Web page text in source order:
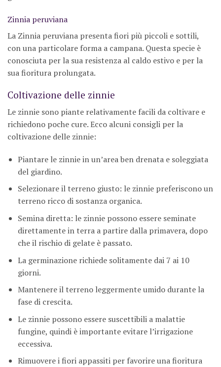
Zinnia peruviana
La Zinnia peruviana presenta fiori più piccoli e sottili,
con una particolare forma a campana. Questa specie è
conosciuta per la sua resistenza al caldo estivo e per la
sua fioritura prolungata.
Coltivazione delle zinnie
Le zinnie sono piante relativamente facili da coltivare e
richiedono poche cure. Ecco alcuni consigli per la
coltivazione delle zinnie:
Piantare le zinnie in un’area ben drenata e soleggiata
del giardino.
Selezionare il terreno giusto: le zinnie preferiscono un
terreno ricco di sostanza organica.
Semina diretta: le zinnie possono essere seminate
direttamente in terra a partire dalla primavera, dopo
che il rischio di gelate è passato.
La germinazione richiede solitamente dai 7 ai 10
giorni.
Mantenere il terreno leggermente umido durante la
fase di crescita.
Le zinnie possono essere suscettibili a malattie
fungine, quindi è importante evitare l’irrigazione
eccessiva.
Rimuovere i fiori appassiti per favorire una fioritura